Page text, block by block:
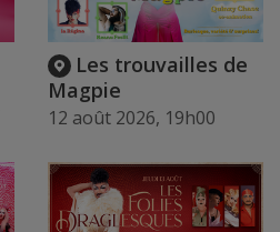
Les trouvailles de
Magpie
12 août 2026, 19h00